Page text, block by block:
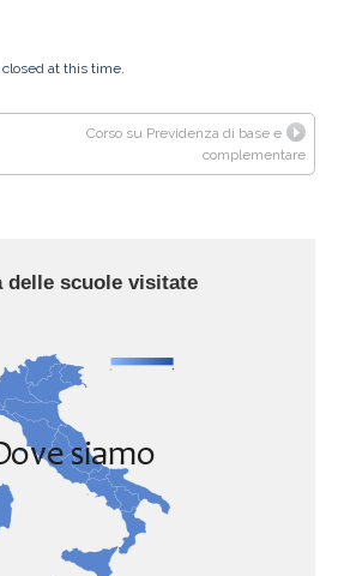
at this time.
Corso su Previdenza di base e
complementare
delle scuole visitate